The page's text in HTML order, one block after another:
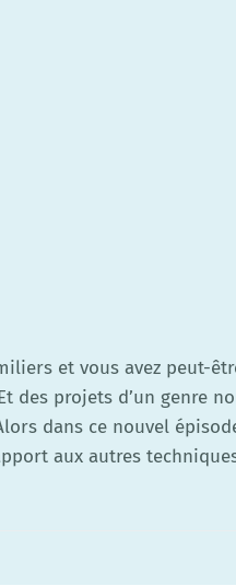
et vous avez peut-
des projets d’un genre
dans ce nouvel
aux autres